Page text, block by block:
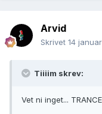
Arvid
Skrivet 14
Tiiiim skrev:
Vet ni inget...